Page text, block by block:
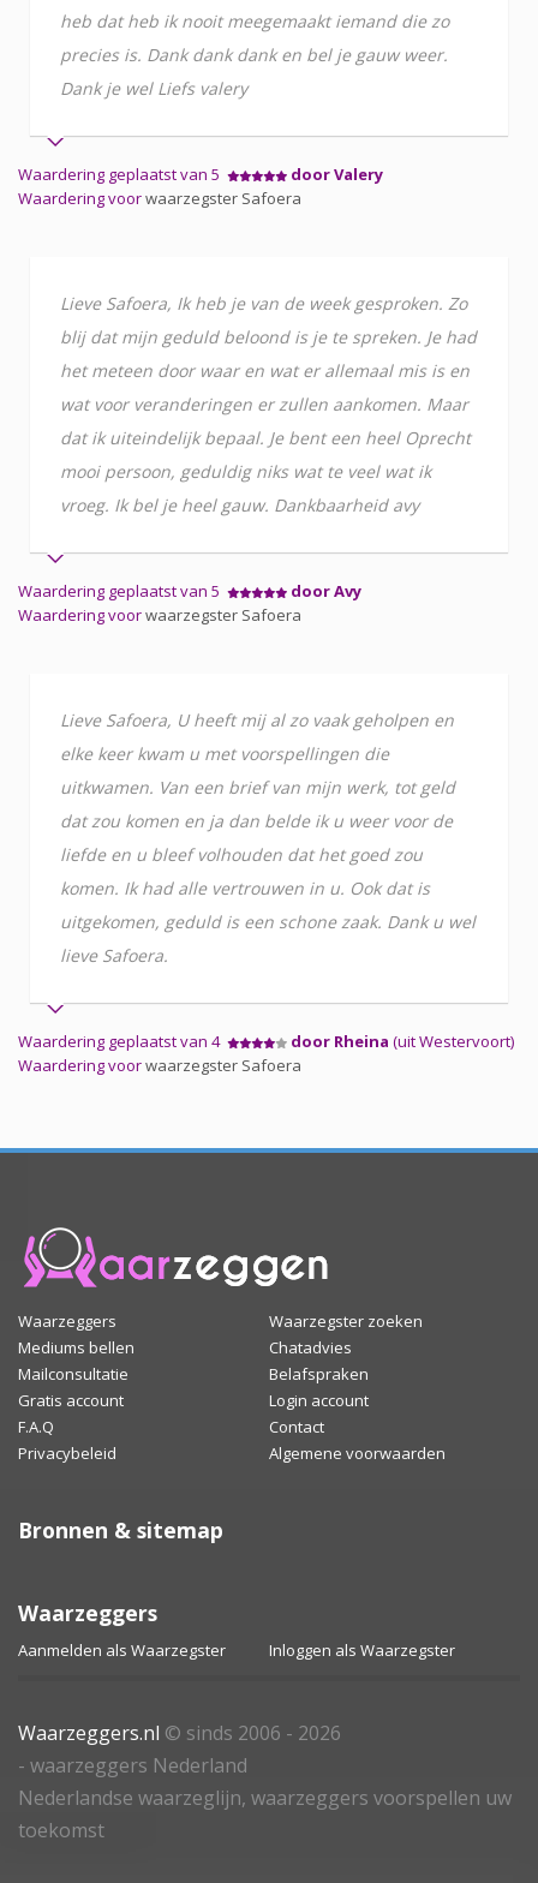
heb dat heb ik nooit meegemaakt iemand die zo
precies is. Dank dank dank en bel je gauw weer.
Dank je wel Liefs valery
Waardering geplaatst van 5
door Valery
Waardering voorwaarzegster Safoera
Lieve Safoera, Ik heb je van de week gesproken. Zo
blij dat mijn geduld beloond is je te spreken. Je had
het meteen door waar en wat er allemaal mis is en
wat voor veranderingen er zullen aankomen. Maar
dat ik uiteindelijk bepaal. Je bent een heel Oprecht
mooi persoon, geduldig niks wat te veel wat ik
vroeg. Ik bel je heel gauw. Dankbaarheid avy
Waardering geplaatst van 5
door Avy
Waardering voorwaarzegster Safoera
Lieve Safoera, U heeft mij al zo vaak geholpen en
elke keer kwam u met voorspellingen die
uitkwamen. Van een brief van mijn werk, tot geld
dat zou komen en ja dan belde ik u weer voor de
liefde en u bleef volhouden dat het goed zou
komen. Ik had alle vertrouwen in u. Ook dat is
uitgekomen, geduld is een schone zaak. Dank u wel
lieve Safoera.
Waardering geplaatst van 4 door Rheina (uit Westervoort)
Waardering voorwaarzegster Safoera
Waarzeggers
Waarzegster zoeken
Mediums bellen
Chatadvies
Mailconsultatie
Belafspraken
Gratis account
Login account
F.A.Q
Contact
Privacybeleid
Algemene voorwaarden
Bronnen & sitemap
Waarzeggers
Aanmelden als Waarzegster Inloggen als Waarzegster
Waarzeggers.nl © sinds 2006 - 2026
- waarzeggers Nederland
Nederlandse waarzeglijn, waarzeggers voorspellen uw
toekomst